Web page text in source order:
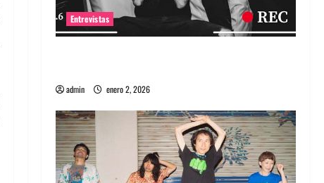
Entrevistas
admin enero 2, 2026